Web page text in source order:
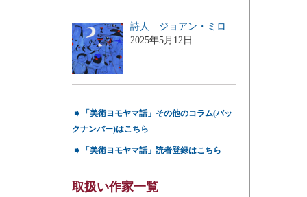
詩人 ジョアン・ミロ
2025年5月12日
➧
「美術ヨモヤマ話」その他のコラム(バッ
クナンバー)はこちら
➧ 「美術ヨモヤマ話」読者登録はこちら
取扱い作家一覧